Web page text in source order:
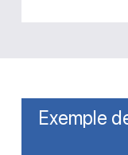
Exemple